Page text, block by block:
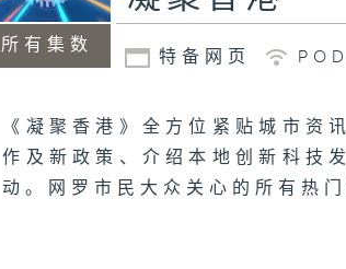
所有集数
特备网页
《凝聚香港》全方位紧贴城市资
作及新政策、介绍本地创新科技
动。网罗市民大众关心的所有热